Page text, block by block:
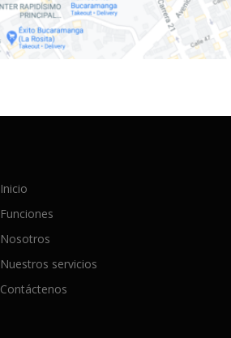
Inicio
Funciones
Nosotros
Nuestros servicios
Contáctenos